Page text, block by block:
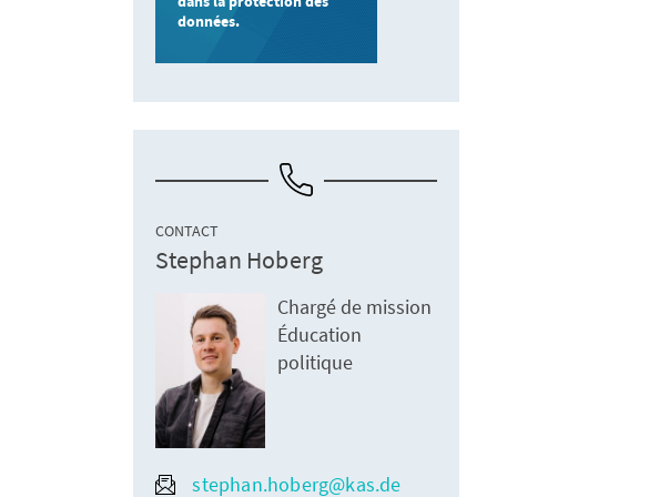
données.
CONTACT
Stephan Hoberg
Chargé de mission
Éducation
politique
stephan.hoberg@kas.de